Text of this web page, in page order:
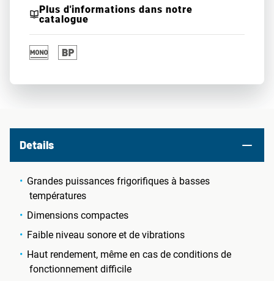
Plus d'informations dans notre
catalogue
Details
Grandes puissances frigorifiques à basses
températures
Dimensions compactes
Faible niveau sonore et de vibrations
Haut rendement, même en cas de conditions de
fonctionnement difficile